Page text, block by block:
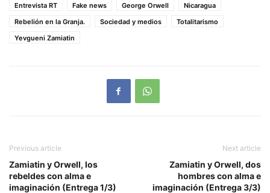
Entrevista RT
Fake news George Orwell
Nicaragua
Rebelión en la Granja.
Sociedad y medios
Totalitarismo
Yevgueni Zamiatin
Previous article
Zamiatin y Orwell, los
rebeldes con alma e
imaginación (Entrega 1/3)
Next article
Zamiatin y Orwell, dos
hombres con alma e
imaginación (Entrega 3/3)